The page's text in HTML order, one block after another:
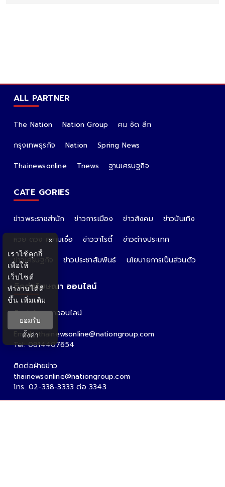
ALL PARTNER
The Nation Nation Group
คม ชัด ลึก
กรุงเทพธุรกิจ
Nation
Spring News
Thainewsonline
Tnews ฐานเศรษฐกิจ
CATE GORIES
ข่าวพระราชสำนัก ข่าวการเมือง ข่าวสังคม
ข่าวบันเทิง
หวย ดวง ความเชื่อ
ข่าววาไรตี้
ข่าวต่างประเทศ
ข่าวเศรษฐกิจ
ข่าวประชาสัมพันธ์ นโยบายการเป็นส่วนตัว
ติดต่อโฆษณา ออนไลน์
ติดต่อโฆษณาออนไลน์
คุณอ้อ
Email : thainewsonline@nationgroup.com
Tel: 0814407654
ติดต่อฝ่ายข่าว
thainewsonline@nationgroup.com
โทร. 02-338-3333 ต่อ 3343
×
เราใช้คุกกี้
เพื่อให้
เว็บไซต์
ทำงานได้ดี
ขึ้น เพิ่มเติม
ยอมรับ
ตั้งค่า